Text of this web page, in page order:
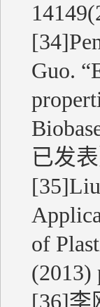
Guo.
已发表
of
(2013)
[36]李